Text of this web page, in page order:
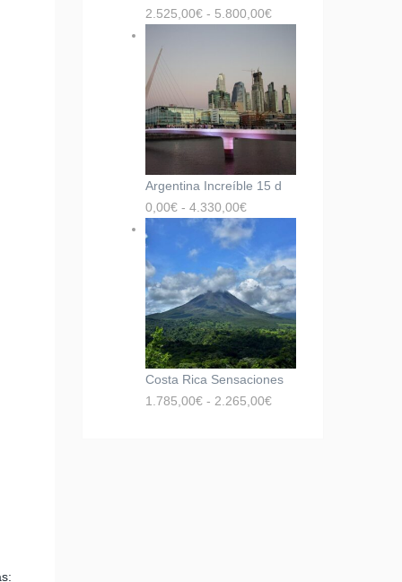
2.525,00€ - 5.800,00€
Argentina Increíble 15 d
0,00€ - 4.330,00€
Costa Rica Sensaciones
1.785,00€ - 2.265,00€